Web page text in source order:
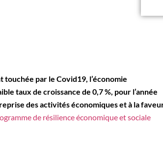
touchée par le Covid19, l’économie
taux de croissance de 0,7 %, pour l’année
des activités économiques et à la
de résilience économique et sociale